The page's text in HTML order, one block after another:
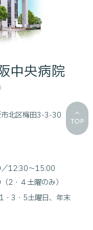
中央病院
北区梅田3-3-30
12:30～15:00
2・４土曜のみ）
・3・5土曜日、年末